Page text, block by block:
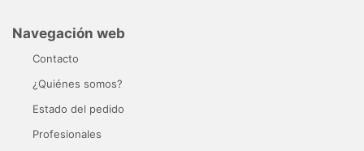
Navegación web
Contacto
¿Quiénes somos?
Estado del pedido
Profesionales